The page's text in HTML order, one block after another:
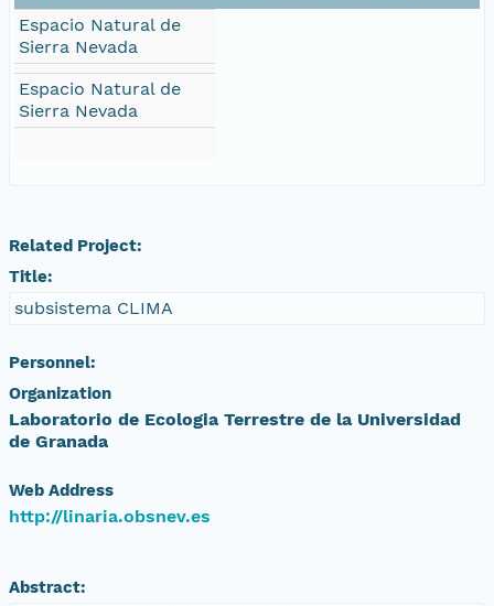
Espacio Natural de
Sierra Nevada
Espacio Natural de
Sierra Nevada
Related Project:
Title:
subsistema CLIMA
Personnel:
Organization
Laboratorio de Ecologia Terrestre de la Universidad
de Granada
Web Address
http://linaria.obsnev.es
Abstract: